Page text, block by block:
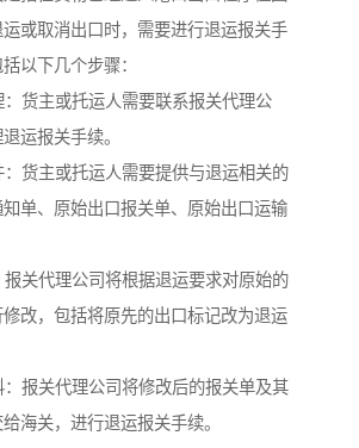
或取消出口时，需要进行退运报关手
以下几个步骤：
：货主或托运人需要联系报关代理公
运报关手续。
货主或托运人需要提供与退运相关的
单、原始出口报关单、原始出口运输
关代理公司将根据退运要求对原始的
改，包括将原先的出口标记改为退运
报关代理公司将修改后的报关单及其
海关，进行退运报关手续。